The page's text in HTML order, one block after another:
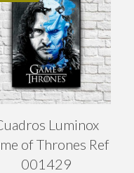
Luminox
of Thrones Ref
001429